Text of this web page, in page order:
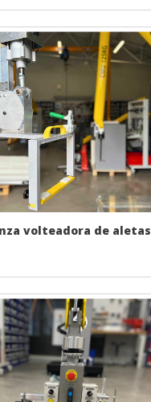
volteadora de aletas